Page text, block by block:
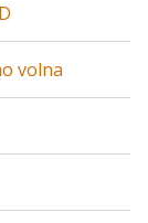
volna